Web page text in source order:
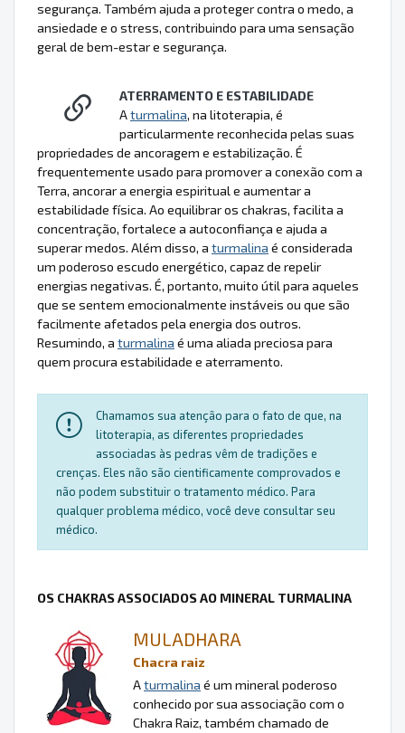
segurança. Também ajuda a proteger contra o medo, a
ansiedade e o stress, contribuindo para uma sensação
geral de bem-estar e segurança.
ATERRAMENTO E ESTABILIDADE
Aturmalina, na litoterapia, é
particularmente reconhecida pelas suas
propriedades de ancoragem e estabilização. É
frequentemente usado para promover a conexão com a
Terra, ancorar a energia espiritual e aumentar a
estabilidade física. Ao equilibrar os chakras, facilita a
concentração, fortalece a autoconfiança e ajuda a
superar medos. Além disso, a turmalina é considerada
um poderoso escudo energético, capaz de repelir
energias negativas. É, portanto, muito útil para aqueles
que se sentem emocionalmente instáveis ou que são
facilmente afetados pela energia dos outros.
Resumindo, a turmalina é uma aliada preciosa para
quem procura estabilidade e aterramento.
Chamamos sua atenção para o fato de que, na
litoterapia, as diferentes propriedades
associadas às pedras vêm de tradições e
crenças. Eles não são cientificamente comprovados e
não podem substituir o tratamento médico. Para
qualquer problema médico, você deve consultar seu
médico.
OS CHAKRAS ASSOCIADOS AO MINERAL TURMALINA
MULADHARA
Chacra raiz
Aturmalina é um mineral poderoso
conhecido por sua associação com o
Chakra Raiz, também chamado de